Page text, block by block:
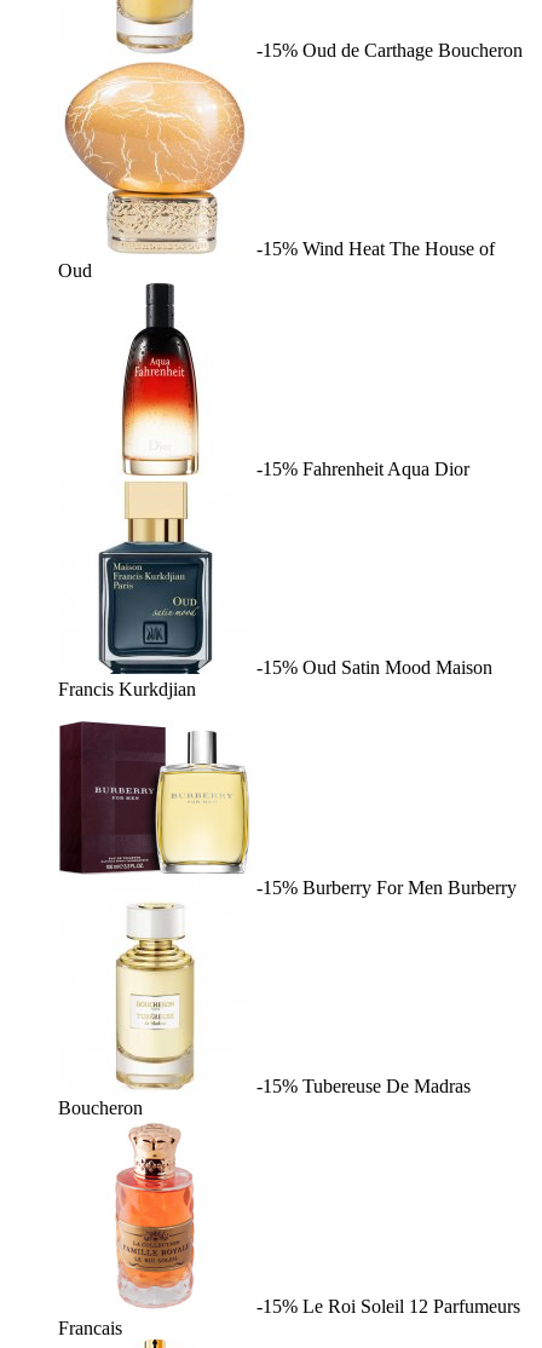
-15% Oud de Carthage Boucheron
-15% Wind Heat The House of
Oud
-15% Fahrenheit Aqua Dior
-15% Oud Satin Mood Maison
Francis Kurkdjian
-15% Burberry For Men Burberry
-15% Tubereuse De Madras
Boucheron
-15% Le Roi Soleil 12 Parfumeurs
Francais